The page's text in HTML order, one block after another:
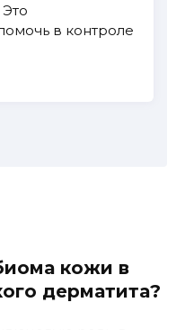
в контроле
кожи в
дерматита?